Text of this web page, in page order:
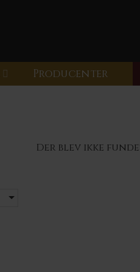
Producenter
Der blev ikke